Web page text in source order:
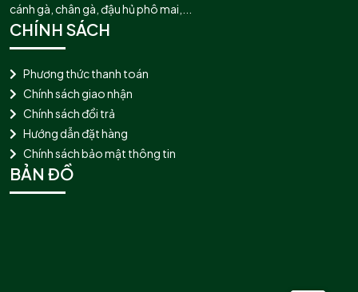
cánh gà, chân gà, đậu hủ phô mai,...
CHÍNH SÁCH
Phương thức thanh toán
Chính sách giao nhận
Chính sách đổi trả
Hướng dẫn đặt hàng
Chính sách bảo mật thông tin
BẢN ĐỒ